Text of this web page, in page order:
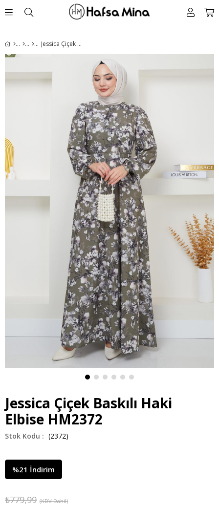
Jessica Çiçek Baskılı Haki Elbise HM2372
Jessica Çiçek Baskılı Haki
Elbise HM2372
(2372)
%21 İndirim
₺779,99 (KDV Dahil)